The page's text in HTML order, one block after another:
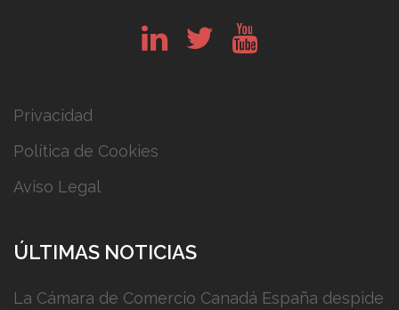
Privacidad
Política de Cookies
Aviso Legal
ÚLTIMAS NOTICIAS
La Cámara de Comercio Canadá España despide